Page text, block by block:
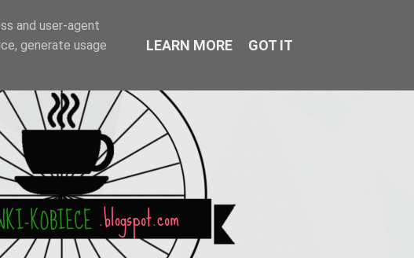
and user-agent
generate usage
LEARN MORE GOT IT